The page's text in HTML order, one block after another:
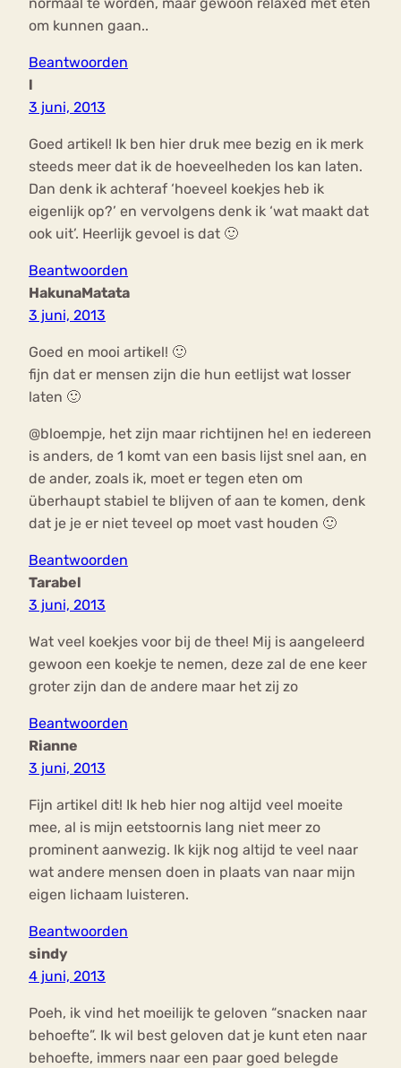
om kunnen gaan..
Beantwoorden
l
3 juni, 2013
Goed artikel! Ik ben hier druk mee bezig en ik merk
steeds meer dat ik de hoeveelheden los kan laten.
Dan denk ik achteraf ‘hoeveel koekjes heb ik
eigenlijk op?’ en vervolgens denk ik ‘wat maakt dat
ook uit’. Heerlijk gevoel is dat 🙂
Beantwoorden
HakunaMatata
3 juni, 2013
Goed en mooi artikel! 🙂
fijn dat er mensen zijn die hun eetlijst wat losser
laten 🙂
@bloempje, het zijn maar richtijnen he! en iedereen
is anders, de 1 komt van een basis lijst snel aan, en
de ander, zoals ik, moet er tegen eten om
überhaupt stabiel te blijven of aan te komen, denk
dat je je er niet teveel op moet vast houden 🙂
Beantwoorden
Tarabel
3 juni, 2013
Wat veel koekjes voor bij de thee! Mij is aangeleerd
gewoon een koekje te nemen, deze zal de ene keer
groter zijn dan de andere maar het zij zo
Beantwoorden
Rianne
3 juni, 2013
Fijn artikel dit! Ik heb hier nog altijd veel moeite
mee, al is mijn eetstoornis lang niet meer zo
prominent aanwezig. Ik kijk nog altijd te veel naar
wat andere mensen doen in plaats van naar mijn
eigen lichaam luisteren.
Beantwoorden
sindy
4 juni, 2013
Poeh, ik vind het moeilijk te geloven “snacken naar
behoefte”. Ik wil best geloven dat je kunt eten naar
behoefte, immers naar een paar goed belegde